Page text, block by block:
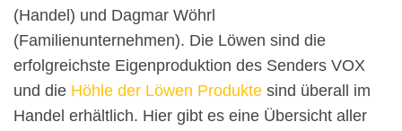
(Handel) und Dagmar Wöhrl
(Familienunternehmen). Die Löwen sind die
erfolgreichste Eigenproduktion des Senders VOX
und die Höhle der Löwen Produkte sind überall im
Handel erhältlich. Hier gibt es eine Übersicht aller